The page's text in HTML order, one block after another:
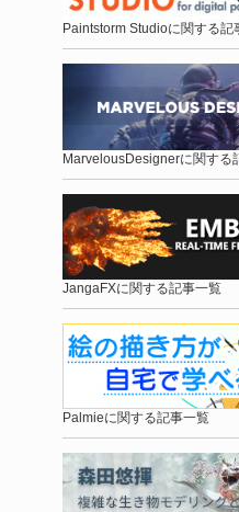
Paintstorm Studioに関する記
MarvelousDesignerに関する
JangaFXに関する記事一覧
Palmieに関する記事一覧